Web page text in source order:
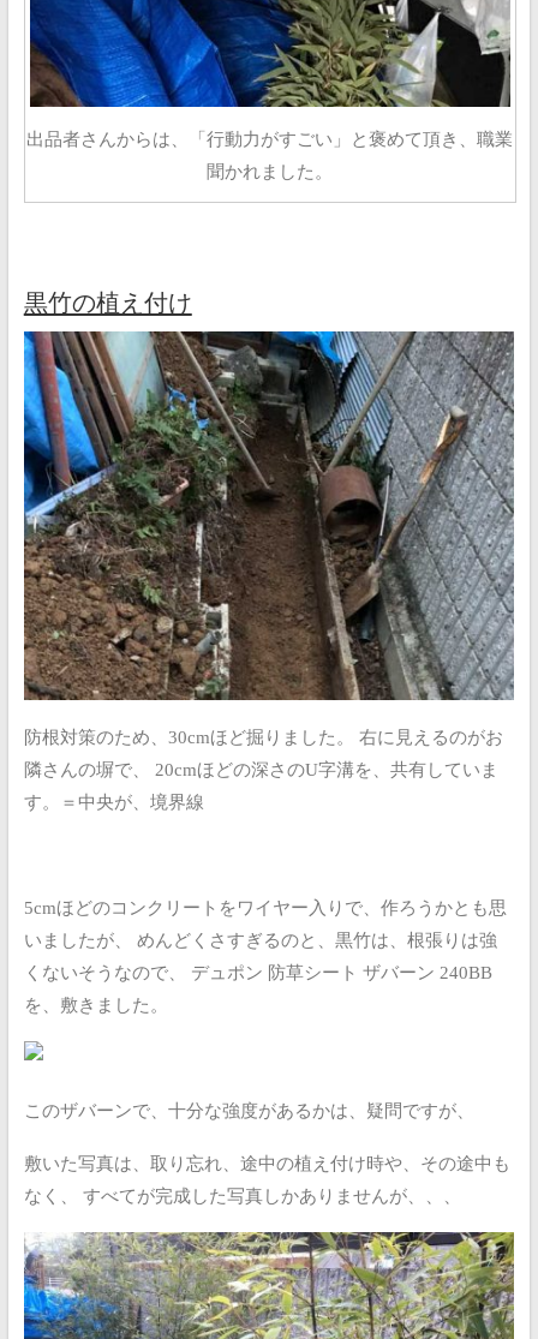
出品者さんからは、「行動力がすごい」と褒めて頂き、職業
聞かれました。
黒竹の植え付け
防根対策のため、30cmほど掘りました。
右に見えるのがお
隣さんの塀で、
20cmほどの深さのU字溝を、共有していま
す。＝中央が、境界線
5cmほどのコンクリートをワイヤー入りで、作ろうかとも思
いましたが、
めんどくさすぎるのと、黒竹は、根張りは強
くないそうなので、
デュポン 防草シート ザバーン 240BB
を、敷きました。
このザバーンで、十分な強度があるかは、疑問ですが、
敷いた写真は、取り忘れ、途中の植え付け時や、その途中も
なく、
すべてが完成した写真しかありませんが、、、